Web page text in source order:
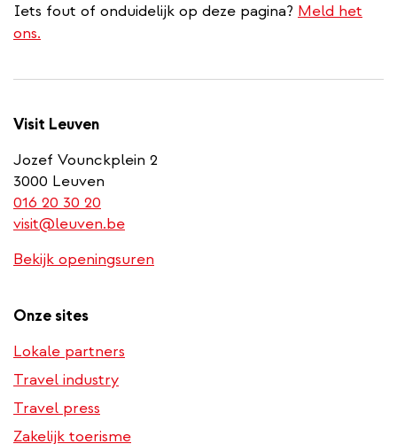
Iets fout of onduidelijk op deze pagina? Meld het
ons.
Visit Leuven
Jozef Vounckplein 2
3000 Leuven
016 20 30 20
is
phone
visit@leuven.be
Bekijk openingsuren
Onze sites
Lokale partners
Travel industry
Travel press
Zakelijk toerisme